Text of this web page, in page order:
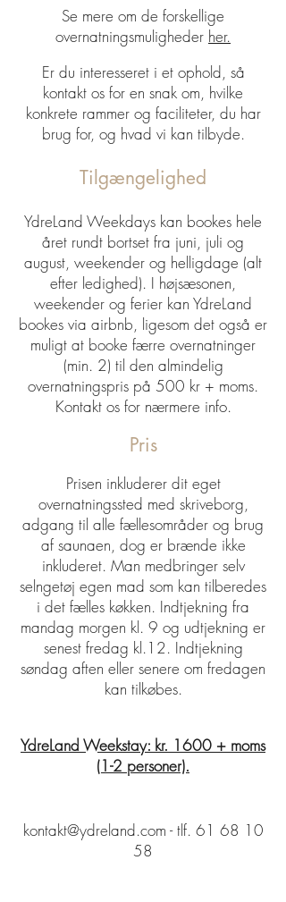
Se mere om de forskellige
overnatningsmuligheder her.
Er du interesseret i et ophold, så
kontakt os for en snak om, hvilke
konkrete rammer og faciliteter, du har
brug for, og hvad vi kan tilbyde.
Tilgængel ighed
YdreLand Weekdays kan bookes hele
året rundt bortset fra juni, juli og
august, weekender og helligdage (alt
efter ledighed). I højsæsonen,
weekender og ferier kan YdreLand
bookes via airbnb, ligesom det også er
muligt at booke færre overnatninger
(min. 2) til den almindelig
overnatningspris på 500 kr + moms.
Kontakt os for nærmere info.
Pris
Prisen inkluderer dit eget
overnatningssted med skriveborg,
adgang til alle fællesområder og brug
af saunaen, dog er brænde ikke
inkluderet. Man medbringer selv
selngetøj egen mad som kan tilberedes
i det fælles køkken. Indtjekning fra
mandag morgen kl. 9 og udtjekning er
senest fredag kl.12. Indtjekning
søndag aften eller senere om fredagen
kan tilkøbes.
YdreLand Weekstay: kr. 1600 + moms
(1-2 personer).
kontakt@ydreland.com - tlf. 61 68 10
58